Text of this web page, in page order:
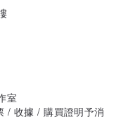
室
/ 收據 / 購買證明予消